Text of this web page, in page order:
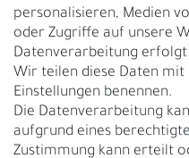
Nachhaltigkeit
Kontakt
Über uns
Rückgabe
Gürtelgröße messen
Garantie
personalisieren, Medien
oder Zugriffe auf unsere
Datenverarbeitung erfolgt
Wir teilen diese Daten
Einstellungen benennen.
Die Datenverarbeitung
aufgrund eines
Zustimmung kann erteilt